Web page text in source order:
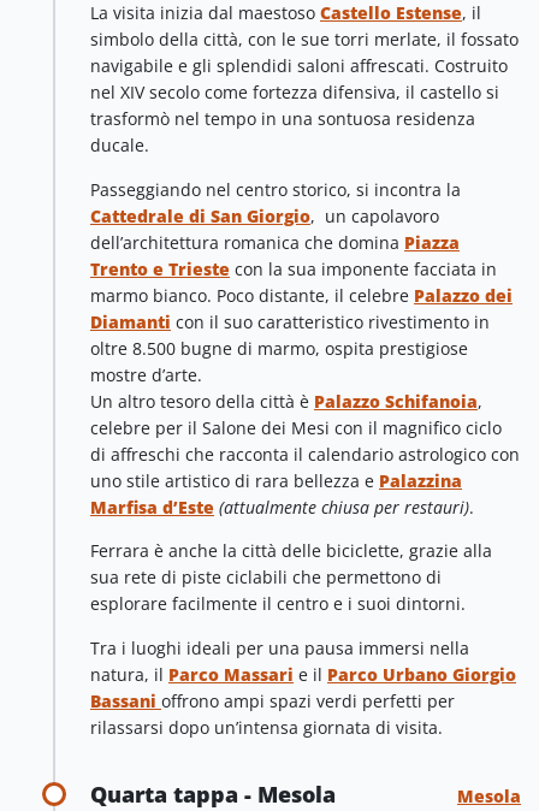
La visita inizia dal maestoso Castello Estense, il
simbolo della città, con le sue torri merlate, il fossato
navigabile e gli splendidi saloni affrescati. Costruito
nel XIV secolo come fortezza difensiva, il castello si
trasformò nel tempo in una sontuosa residenza
ducale.
Passeggiando nel centro storico, si incontra la
Cattedrale di San Giorgio, un capolavoro
dell’architettura romanica che domina Piazza
Trento e Trieste con la sua imponente facciata in
marmo bianco. Poco distante, il celebre Palazzo dei
Diamanti con il suo caratteristico rivestimento in
oltre 8.500 bugne di marmo, ospita prestigiose
mostre d’arte.
Un altro tesoro della città è Palazzo Schifanoia,
celebre per il Salone dei Mesi con il magnifico ciclo
di affreschi che racconta il calendario astrologico con
uno stile artistico di rara bellezza e Palazzina
Marfisa d’Este (attualmente chiusa per restauri).
Ferrara è anche la città delle biciclette, grazie alla
sua rete di piste ciclabili che permettono di
esplorare facilmente il centro e i suoi dintorni.
Tra i luoghi ideali per una pausa immersi nella
natura, il Parco Massari e il Parco Urbano Giorgio
Bassani offrono ampi spazi verdi perfetti per
rilassarsi dopo un’intensa giornata di visita.
Quarta tappa - Mesola Mesola